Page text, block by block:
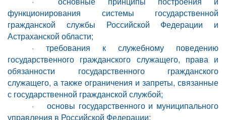
функционирования системы государственной
гражданской службы Российской Федерации и
Астраханской области;
· требования к служебному поведению
государственного гражданского служащего, права и
обязанности государственного гражданского
служащего, а также ограничения и запреты, связанные
с государственной гражданской службой;
· основы государственного и муниципального
управления в Российской Федерации;